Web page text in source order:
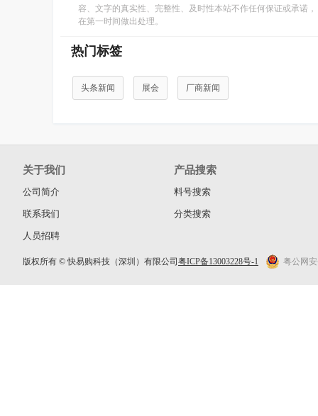
容、文字的真实性、完整性、及时性本站不作任何保证或承诺
在第一时间做出处理。
热门标签
头条新闻 展会 厂商新闻
关于我们
公司简介
联系我们
人员招聘
产品搜索
料号搜索
分类搜索
版权所有 © 快易购科技（深圳）有限公司 粤ICP备13003228号-1 粤公网安